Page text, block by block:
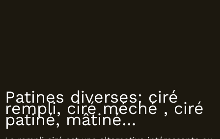
Patines diverses: ciré
rempli, ciré méché , ciré
patiné, mâtiné…